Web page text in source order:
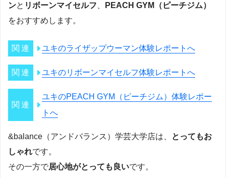
ンと リボーンマイセルフ
PEACH GYM（ピーチジム）
をおすすめします。
ユキのライザップウーマン体験レポートへ
ユキのリボーンマイセルフ体験レポートへ
ユキのPEACH GYM（ピーチジム）体験レポー
トへ
&balance（アンドバランス）学芸大学店は、
とってもお
しゃれです。
その一方で居心地がとっても良いです。